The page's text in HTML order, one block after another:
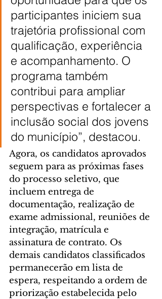
participantes iniciem sua
trajetória profissional com
qualificação, experiência
e acompanhamento. O
programa também
contribui para ampliar
perspectivas e fortalecer a
inclusão social dos jovens
do município”, destacou.
Agora, os candidatos aprovados
seguem para as próximas fases
do processo seletivo, que
incluem entrega de
documentação, realização de
exame admissional, reuniões de
integração, matrícula e
assinatura de contrato. Os
demais candidatos classificados
permanecerão em lista de
espera, respeitando a ordem de
priorização estabelecida pelo